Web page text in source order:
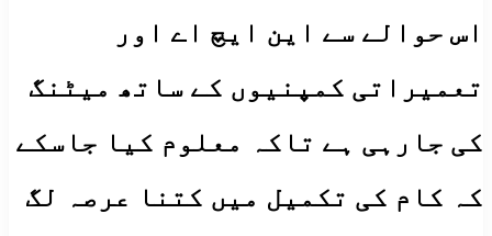
اس حوالے سے این ایچ اے اور
تعمیراتی کمپنیوں کے ساتھ میٹنگ
کی جارہی ہے تاکہ معلوم کیا جاسکے
کہ کام کی تکمیل میں کتنا عرصہ لگ